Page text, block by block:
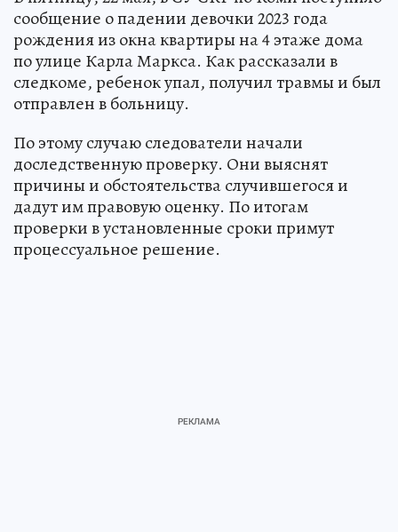
сообщение о падении девочки 2023 года
рождения из окна квартиры на 4 этаже дома
по улице Карла Маркса. Как рассказали в
следкоме, ребенок упал, получил травмы и был
отправлен в больницу.
По этому случаю следователи начали
доследственную проверку. Они выяснят
причины и обстоятельства случившегося и
дадут им правовую оценку. По итогам
проверки в установленные сроки примут
процессуальное решение.